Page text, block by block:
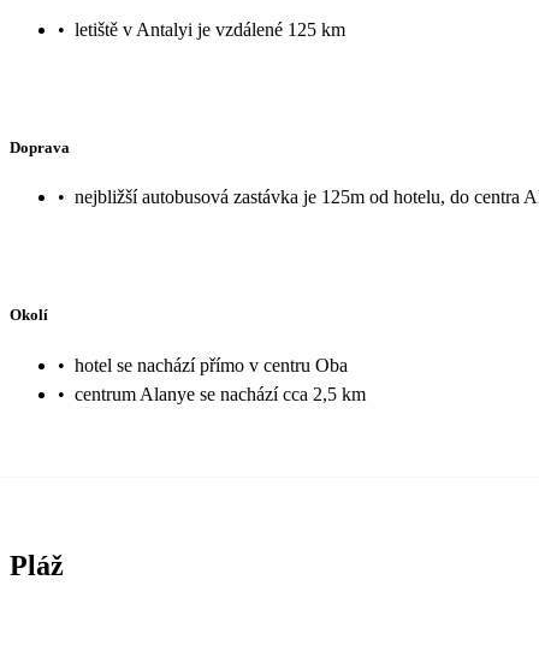
• letiště v Antalyi je vzdálené 125 km
Doprava
• nejbližší autobusová zastávka je 125m od hotelu, do centra
Okolí
• hotel se nachází přímo v centru Oba
• centrum Alanye se nachází cca 2,5 km
Pláž